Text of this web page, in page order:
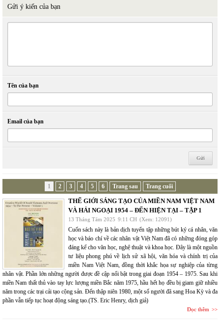
Gửi ý kiến của bạn
Tên của bạn
Email của bạn
1 2 3 4 5 6 Trang sau Trang cuối
THẾ GIỚI SÁNG TẠO CỦA MIỀN NAM VIỆT NAM
VÀ HẢI NGOẠI 1954 – ĐẾN HIỆN TẠI – TẬP 1
13 Tháng Tám 2025 9:11 CH (Xem: 12091)
Cuốn sách này là bản dịch tuyển tập những bút ký cá nhân, văn
học và báo chí về các nhân vật Việt Nam đã có những đóng góp
đáng kể cho văn học, nghệ thuật và khoa học. Đây là một nguồn
tư liệu phong phú về lịch sử xã hội, văn hóa và chính trị của
miền Nam Việt Nam, đồng thời khắc họa sự nghiệp của từng
nhân vật. Phần lớn những người được đề cập nổi bật trong giai đoạn 1954 – 1975. Sau khi
miền Nam thất thủ vào tay lực lượng miền Bắc năm 1975, hầu hết họ đều bị giam giữ nhiều
năm trong các trại cải tạo cộng sản. Đến thập niên 1980, một số người đã sang Hoa Kỳ và đa
phần vẫn tiếp tục hoạt động sáng tạo.(TS. Eric Henry, dịch giả)
Đọc thêm